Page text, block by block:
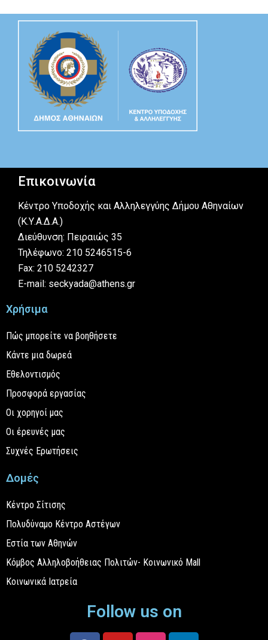
Επικοινωνία
Κέντρο Υποδοχής και Αλληλεγγύης Δήμου Αθηναίων
(Κ.Υ.Α.Δ.Α.)
Διεύθυνση: Πειραιώς 35
Τηλέφωνο: 210 5246515-6
Fax: 210 5242327
E-mail: seckyada@athens.gr
Χρήσιμα
Πώς μπορείτε να βοηθήσετε
Κάντε μια δωρεά
Εθελοντισμός
Προσφορά εργασίας
Οι χορηγοί μας
Οι έρευνές μας
Συχνές Ερωτήσεις
Δομές
Κέντρο Σίτισης
Πολυδύναμο Κέντρο Αστέγων
Εστία των Αθηνών
Κόμβος Αλληλοβοήθειας Πολιτών- Κοινωνικό Mall
Κοινωνικά Ιατρεία
Follow us on